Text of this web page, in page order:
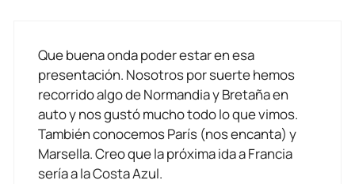
Que buena onda poder estar en esa
presentación. Nosotros por suerte hemos
recorrido algo de Normandia y Bretaña en
auto y nos gustó mucho todo lo que vimos.
También conocemos París (nos encanta) y
Marsella. Creo que la próxima ida a Francia
sería a la Costa Azul.